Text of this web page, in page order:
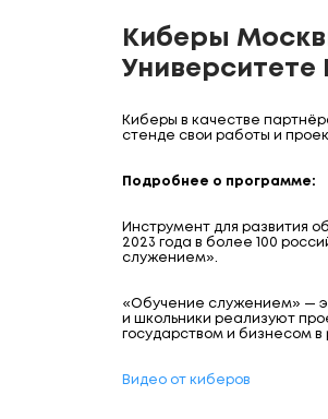
Киберы
Киберы в качестве
стенде свои работы и
Подробнее о программе:
Инструмент для развития
2023 года в более 100
служением».
«Обучение служением» —
и школьники реализуют
государством и бизнесом
Видео от киберов